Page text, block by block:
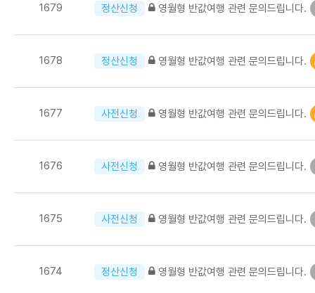
1679 정산신청 영월형 반값여행 관련 문의드립니다.
1678 정산신청 영월형 반값여행 관련 문의드립니다.
1677 사전신청 영월형 반값여행 관련 문의드립니다.
1676 사전신청 영월형 반값여행 관련 문의드립니다.
1675 사전신청 영월형 반값여행 관련 문의드립니다.
1674 정산신청 영월형 반값여행 관련 문의드립니다.